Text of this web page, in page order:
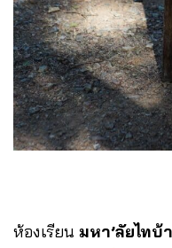
ห้องเรียน มหา’ลัยไทบ้